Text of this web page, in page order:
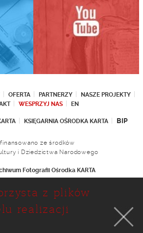
OFERTA PARTNERZY
NASZE PROJEKTY
WESPRZYJ NAS EN
KSIĘGARNIA OŚRODKA KARTA BIP
ze środków
i Dziedzictwa Narodowego
Fotografii Ośrodka KARTA
Ul. Narbutta 29
02-536 Warszawa
tel.: (+48 22) 646 36 90
z plików
realizacji